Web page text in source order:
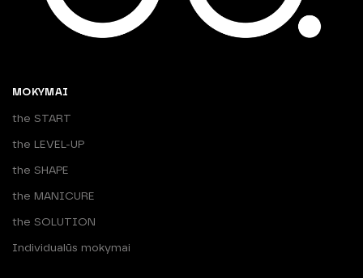
MOKYMAI
the START
the LEVEL-UP
the SHAPE
the MANICURE
the SOLUTION
Individualūs mokymai